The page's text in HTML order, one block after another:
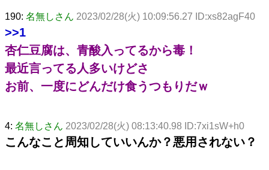
190: 名無しさん 2023/02/28(火) 10:09:56.27 ID:xs82agF40
>>1
杏仁豆腐は、青酸入ってるから毒！
最近言ってる人多いけどさ
お前、一度にどんだけ食うつもりだｗ
4: 名無しさん 2023/02/28(火) 08:13:40.98 ID:7xi1sW+h0
こんなこと周知していいんか？悪用されない？